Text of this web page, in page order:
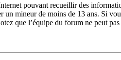
pouvant recueillir des
mineur de moins de 13 ans. Si
que l’équipe du forum ne peut